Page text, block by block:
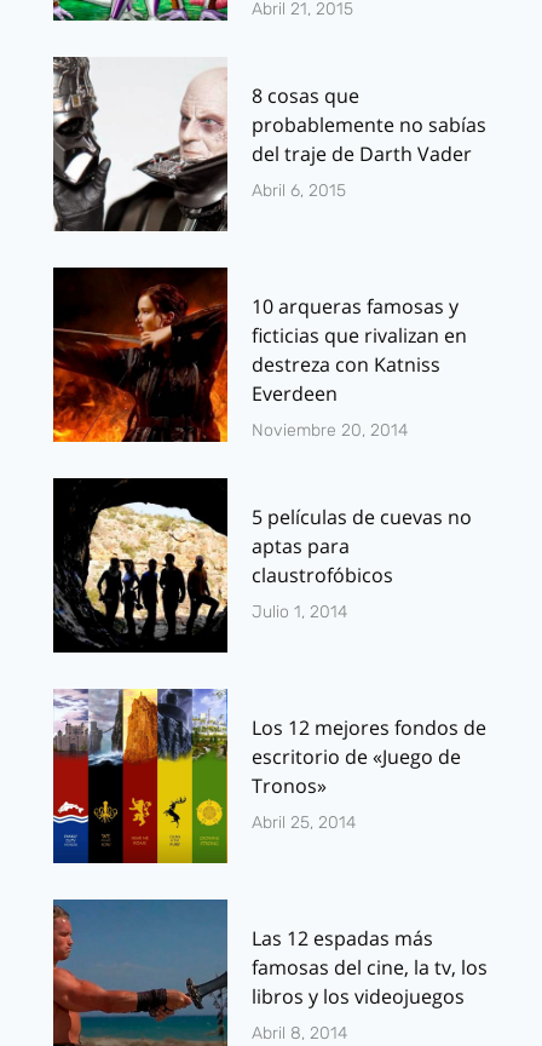
Abril 21, 2015
8 cosas que
probablemente no sabías
del traje de Darth Vader
Abril 6, 2015
10 arqueras famosas y
ficticias que rivalizan en
destreza con Katniss
Everdeen
Noviembre 20, 2014
5 películas de cuevas no
aptas para
claustrofóbicos
Julio 1, 2014
Los 12 mejores fondos de
escritorio de «Juego de
Tronos»
Abril 25, 2014
Las 12 espadas más
famosas del cine, la tv, los
libros y los videojuegos
Abril 8, 2014